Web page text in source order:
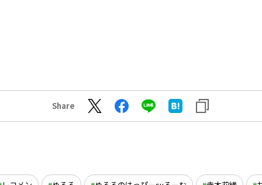
Share